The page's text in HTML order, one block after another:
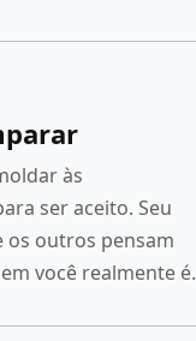
às
ser aceito. Seu
os outros pensam
você realmente é.